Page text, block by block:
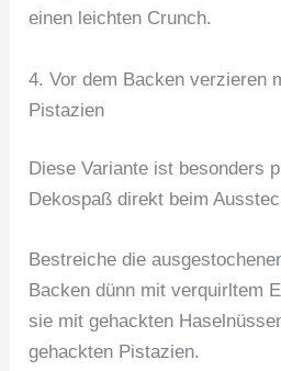
einen leichten Crunch.
4. Vor dem Backen verzieren
Pistazien
Diese Variante ist besonders
Dekospaß direkt beim
Bestreiche die
Backen dünn mit verquirltem
sie mit gehackten
gehackten Pistazien.